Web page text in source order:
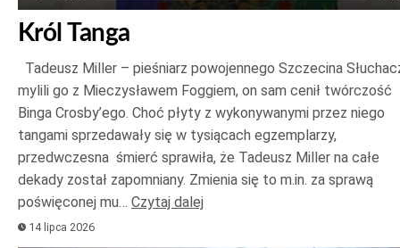
Król Tanga
Tadeusz Miller – pieśniarz powojennego Szczecina
mylili go z Mieczysławem Foggiem, on sam cenił twórczość
Binga Crosby’ego. Choć płyty z wykonywanymi przez niego
tangami sprzedawały się w tysiącach egzemplarzy,
przedwczesna śmierć sprawiła, że Tadeusz Miller na całe
dekady został zapomniany. Zmienia się to m.in. za sprawą
poświęconej mu… Czytaj dalej
14 lipca 2026